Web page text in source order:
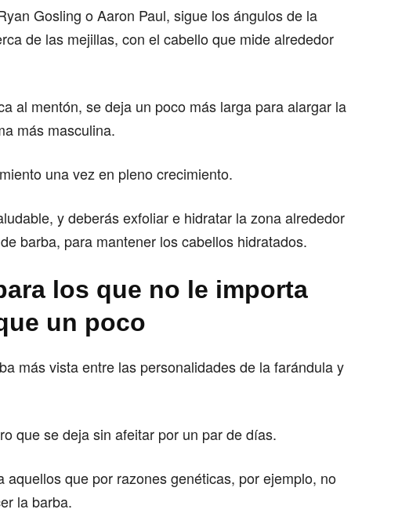
Gosling o Aaron Paul, sigue los ángulos de la
de las mejillas, con el cabello que mide alrededor
al mentón, se deja un poco más larga para alargar la
más masculina.
una vez en pleno crecimiento.
y deberás exfoliar e hidratar la zona alrededor
barba, para mantener los cabellos hidratados.
los que no le importa
un poco
más vista entre las personalidades de la farándula y
que se deja sin afeitar por un par de días.
aquellos que por razones genéticas, por ejemplo, no
la barba.